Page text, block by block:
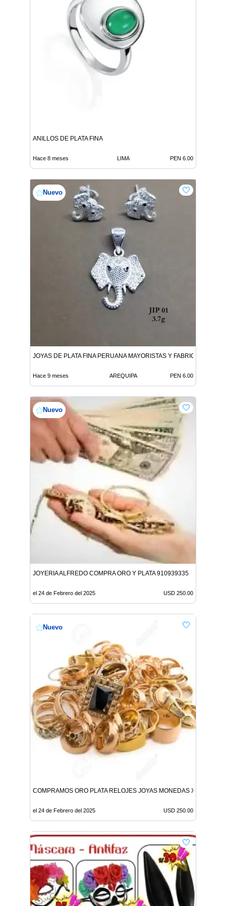
ANILLOS DE PLATA FINA
Hace 8 meses LIMA PEN 6.00
Nuevo
JOYAS DE PLATA FINA PERUANA MAYORISTAS Y FABRICANTES
Hace 9 meses AREQUIPA PEN 6.00
Nuevo
JOYERIA ALFREDO COMPRA ORO Y PLATA 910939335
el 24 de Febrero del 2025 USD 250.00
Nuevo
COMPRAMOS ORO PLATA RELOJES JOYAS MONEDAS X MAYOR
el 24 de Febrero del 2025 USD 250.00